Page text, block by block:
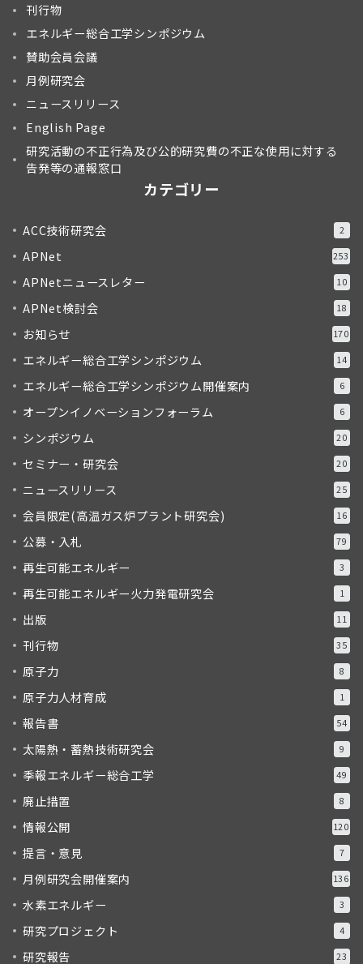
刊行物
エネルギー総合工学シンポジウム
賛助会員会議
月例研究会
ニュースリリース
English Page
研究活動の不正行為及び公的研究費の不正な使用に対する
告発等の通報窓口
カテゴリー
ACC技術研究会 2
APNet 253
APNetニュースレター 10
APNet検討会 18
お知らせ 170
エネルギー総合工学シンポジウム 14
エネルギー総合工学シンポジウム開催案内 6
オープンイノベーションフォーラム 6
シンポジウム 20
セミナー・研究会 20
ニュースリリース 25
会員限定(高温ガス炉プラント研究会) 16
公募・入札 79
再生可能エネルギー 3
再生可能エネルギー火力発電研究会 1
出版 11
刊行物 35
原子力 8
原子力人材育成 1
報告書 54
太陽熱・蓄熱技術研究会 9
季報エネルギー総合工学 49
廃止措置 8
情報公開 120
提言・意見 7
月例研究会開催案内 136
水素エネルギー 3
研究プロジェクト 4
研究報告 23